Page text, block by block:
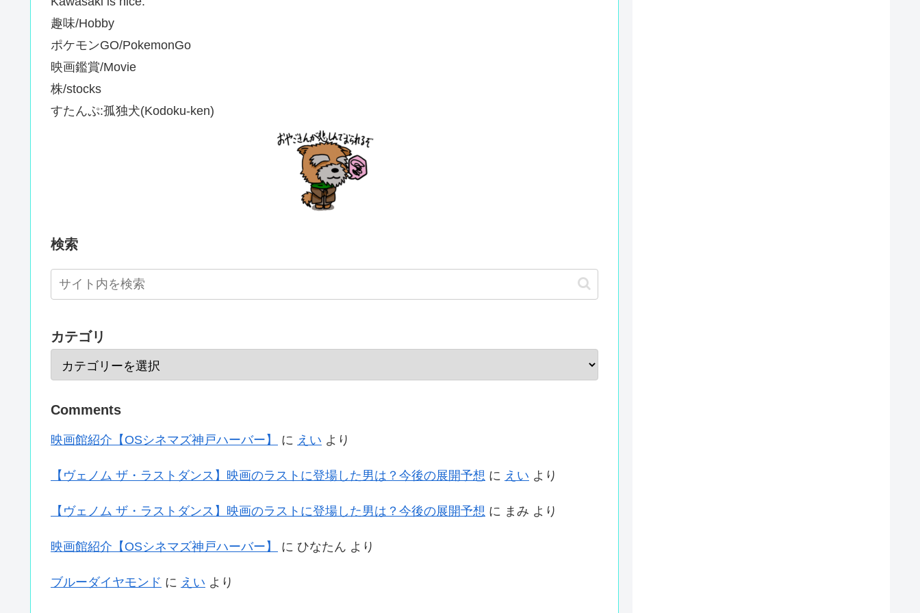
趣味/Hobby
ポケモンGO/PokemonGo
映画鑑賞/Movie
株/stocks
すたんぷ:孤独犬(Kodoku-ken)
検索
カテゴリ
Comments
映画館紹介【OSシネマズ神戸ハーバー】 に えい より
【ヴェノム ザ・ラストダンス】映画のラストに登場した男は？今後の展開予想 に えい より
【ヴェノム ザ・ラストダンス】映画のラストに登場した男は？今後の展開予想 に まみ より
映画館紹介【OSシネマズ神戸ハーバー】 に ひなたん より
ブルーダイヤモンド に えい より